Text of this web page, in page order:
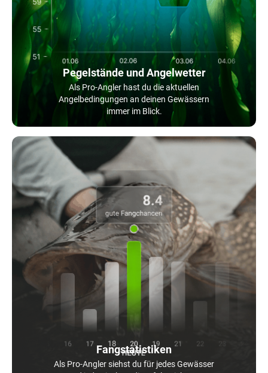
Pegelstände und Angelwetter
Als Pro-Angler hast du die aktuellen
Angelbedingungen an deinen Gewässern
immer im Blick.
Fangstatistiken
Als Pro-Angler siehst du für jedes Gewässer